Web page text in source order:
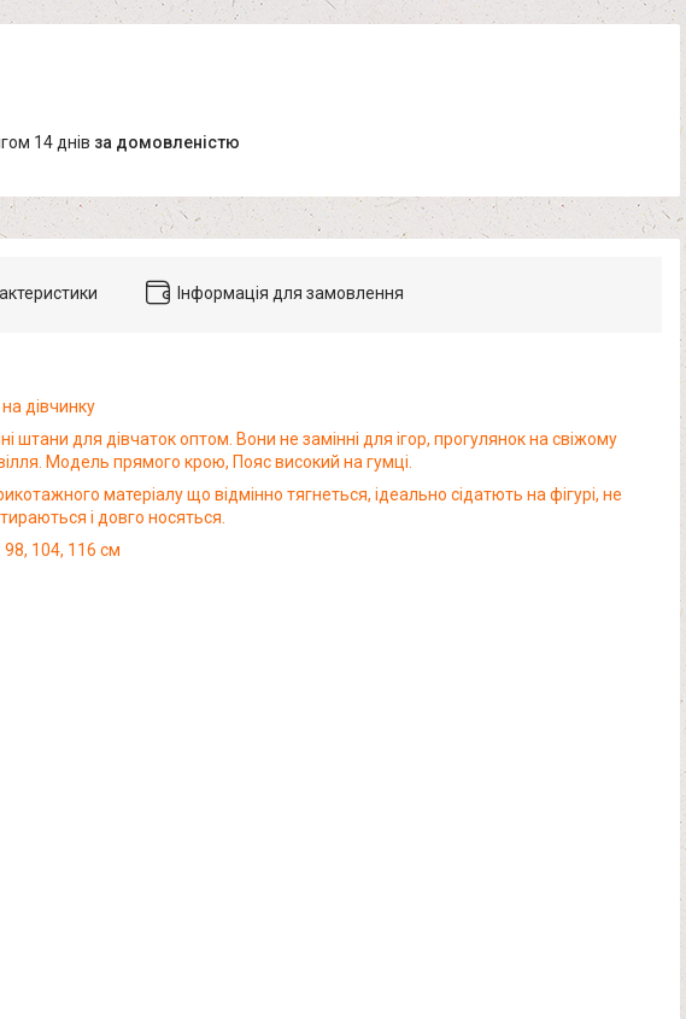
14 днів за домовленістю
Інформація для замовлення
дівчинку
штани для дівчаток оптом. Вони не замінні для ігор, прогулянок на свіжому
Модель прямого крою, Пояс високий на гумці.
матеріалу що відмінно тягнеться, ідеально сідатють на фігурі, не
і довго носяться.
104, 116 см